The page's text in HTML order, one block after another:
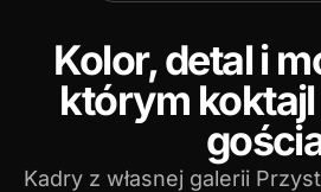
Kolor, detal i
którym
Kadry z własnej galerii